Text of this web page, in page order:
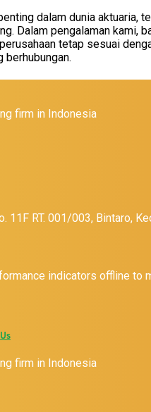
dalam dunia aktuaria,
Dalam pengalaman kami,
tetap sesuai
firm in Indonesia
11F RT. 001/003, Bintaro,
indicators offline to
firm in Indonesia